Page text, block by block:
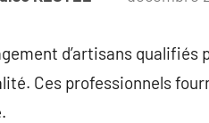
d’artisans
Ces professionnels